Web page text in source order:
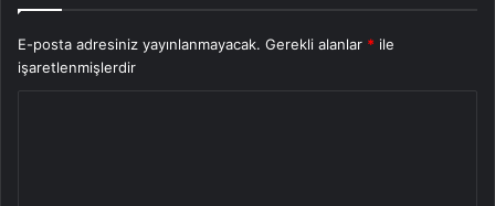
E-posta adresiniz yayınlanmayacak. Gerekli alanlar * ile
işaretlenmişlerdir